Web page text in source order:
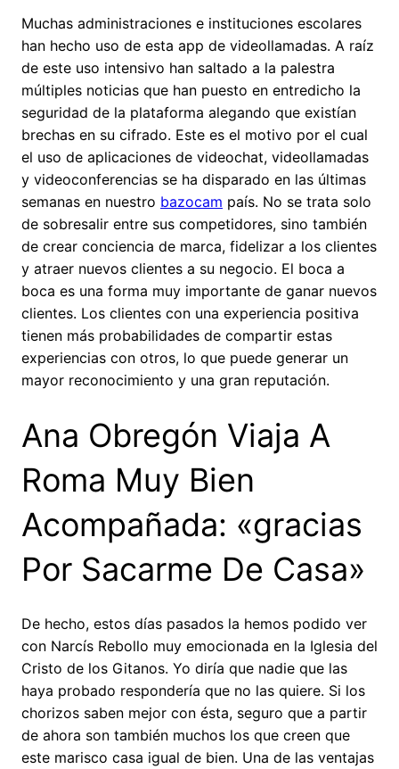
Muchas administraciones e instituciones escolares
han hecho uso de esta app de videollamadas. A raíz
de este uso intensivo han saltado a la palestra
múltiples noticias que han puesto en entredicho la
seguridad de la plataforma alegando que existían
brechas en su cifrado. Este es el motivo por el cual
el uso de aplicaciones de videochat, videollamadas
y videoconferencias se ha disparado en las últimas
semanas en nuestro bazocam país. No se trata solo
de sobresalir entre sus competidores, sino también
de crear conciencia de marca, fidelizar a los clientes
y atraer nuevos clientes a su negocio. El boca a
boca es una forma muy importante de ganar nuevos
clientes. Los clientes con una experiencia positiva
tienen más probabilidades de compartir estas
experiencias con otros, lo que puede generar un
mayor reconocimiento y una gran reputación.
Ana Obregón Viaja A
Roma Muy Bien
Acompañada: «gracias
Por Sacarme De Casa»
De hecho, estos días pasados la hemos podido ver
con Narcís Rebollo muy emocionada en la Iglesia del
Cristo de los Gitanos. Yo diría que nadie que las
haya probado respondería que no las quiere. Si los
chorizos saben mejor con ésta, seguro que a partir
de ahora son también muchos los que creen que
este marisco casa igual de bien. Una de las ventajas